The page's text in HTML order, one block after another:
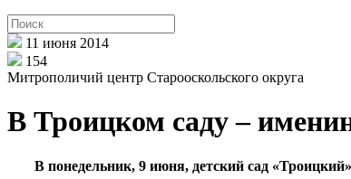
11 июня 2014
154
Митрополичий центр Старооскольского округа
В Троицком саду –
В понедельник, 9 июня, детский сад